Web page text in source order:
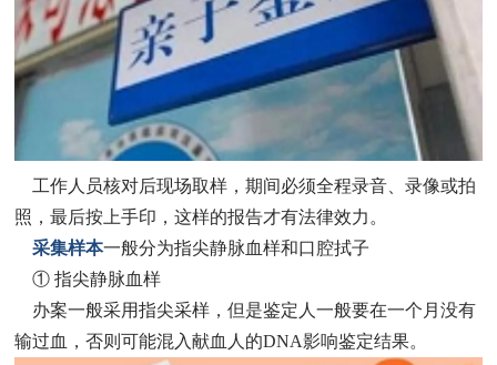
工作人员核对后现场取样，期间必须全程录音、录像或拍
照，最后按上手印，这样的报告才有法律效力。
采集样本一般分为指尖静脉血样和口腔拭子
① 指尖静脉血样
办案一般采用指尖采样，但是鉴定人一般要在一个月没有
输过血，否则可能混入献血人的DNA影响鉴定结果。